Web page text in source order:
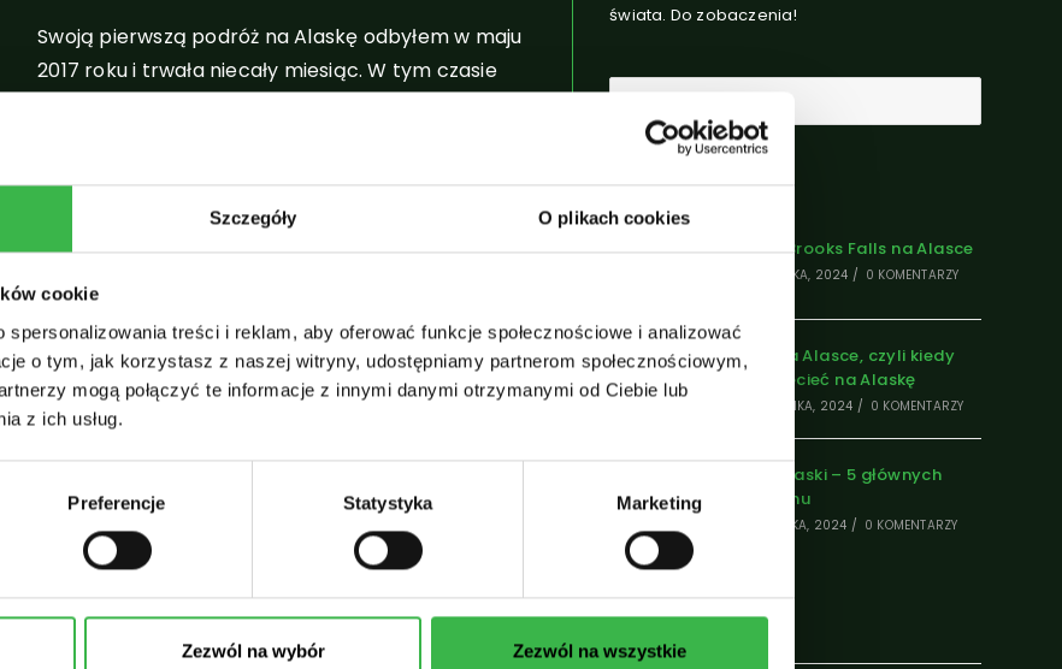
Szczegóły O plikach cookies
cookie
treści i reklam, aby oferować funkcje społecznościowe i analizować
o tym, jak korzystasz z naszej witryny, udostępniamy partnerom społecznościowym,
mogą połączyć te informacje z innymi danymi otrzymanymi od Ciebie lub
z ich usług.
Preferencje Statystyka Marketing
Zezwól na wybór Zezwól na wszystkie
Swoją pierwszą podróż na Alaskę odbyłem w maju
2017 roku i trwała niecały miesiąc. W tym czasie
INFORMACJE O ALASCE/PRZYRODA ALASKI/WYCIECZKA
NA ALASKĘ
Przystanek Alaska
Poniższy artykuł mojego autorstwa pt. "Przystanek
Alaska" pojawił się w Tygodniku Angora w marcu
2018 roku. Swoją krainę określają „The Last
Frontier” (Ostatnia Granica) lub, wznioślej, „The
Great Land” (Wspaniały Ląd),…
23 MAJA, 2024
świata. Do zobaczenia!
Najnowsze Posty
Wizyta w Brooks Falls na Alasce
31 PAŹDZIERNIKA, 2024 / 0 KOMENTARZY
Pogoda na Alasce, czyli kiedy
najlepiej lecieć na Alaskę
24 PAŹDZIERNIKA, 2024 / 0 KOMENTARZY
Regiony Alaski – 5 głównych
części stanu
17 PAŹDZIERNIKA, 2024 / 0 KOMENTARZY
Kategorie